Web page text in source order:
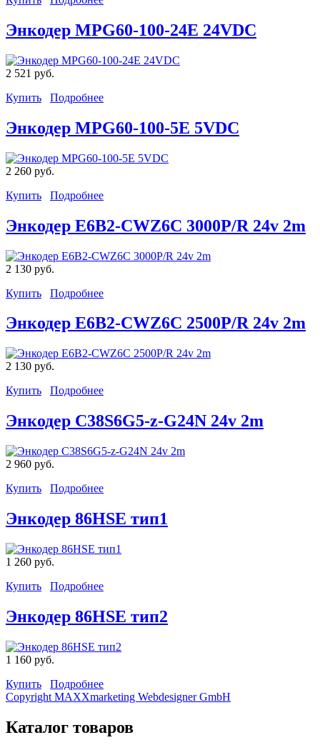
Энкодер MPG60-100-24E 24VDC
2 521 руб.
Купить
Подробнее
Энкодер MPG60-100-5E 5VDC
2 260 руб.
Купить
Подробнее
Энкодер E6B2-CWZ6C 3000P/R 24v 2m
2 130 руб.
Купить
Подробнее
Энкодер E6B2-CWZ6C 2500P/R 24v 2m
2 130 руб.
Купить
Подробнее
Энкодер C38S6G5-z-G24N 24v 2m
2 960 руб.
Купить
Подробнее
Энкодер 86HSE тип1
1 260 руб.
Купить
Подробнее
Энкодер 86HSE тип2
1 160 руб.
Купить
Подробнее
Copyright MAXXmarketing Webdesigner GmbH
Каталог товаров